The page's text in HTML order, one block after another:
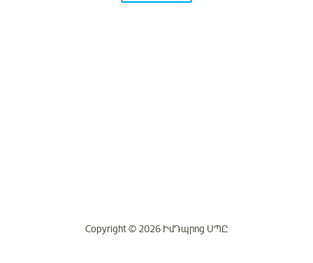
Copyright © 2026 ԻմԴպրոց ՍՊԸ